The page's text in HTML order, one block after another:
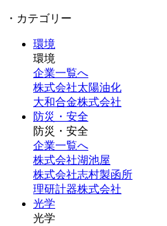
・カテゴリー
環境
環境
企業一覧へ
株式会社太陽油化
大和合金株式会社
防災・安全
防災・安全
企業一覧へ
株式会社湖池屋
株式会社志村製函所
理研計器株式会社
光学
光学